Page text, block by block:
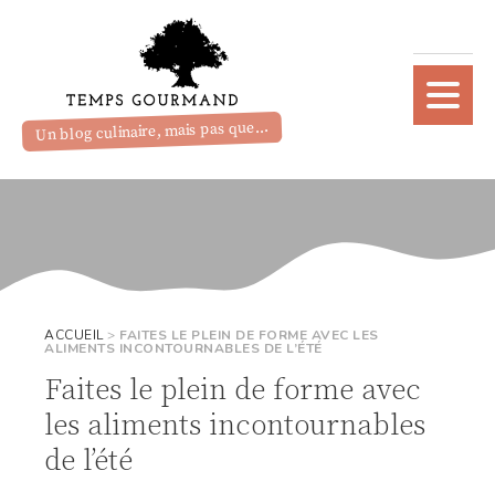
Un blog culinaire, mais pas que...
ACCUEIL> FAITES LE PLEIN DE FORME AVEC LES
ALIMENTS INCONTOURNABLES DE L’ÉTÉ
Faites le plein de forme avec
les aliments incontournables
de l’été